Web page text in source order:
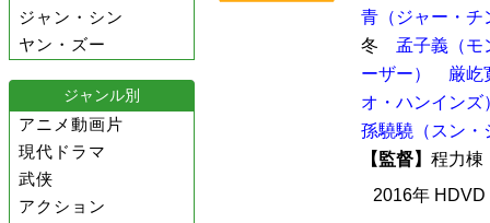
ジャン・シン
ヤン・ズー
ジャンル別
アニメ動画片
現代ドラマ
武侠
アクション
青（ジャー・チ
冬 孟子義（モ
ーザー）
厳屹
オ・ハンインズ
孫驍驍（スン・
【監督】 程力
2016年